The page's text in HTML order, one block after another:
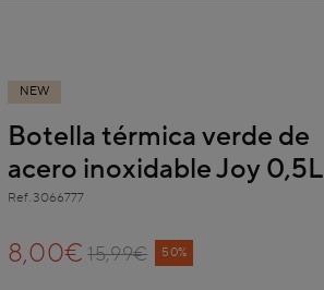
NEW
Botella térmica verde de
acero inoxidable Joy 0,5L
Ref. 3066777
Price reduced from
15,99€
to 50%
8,00€